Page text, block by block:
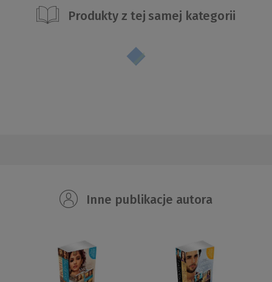
Produkty z tej samej kategorii
Inne publikacje autora